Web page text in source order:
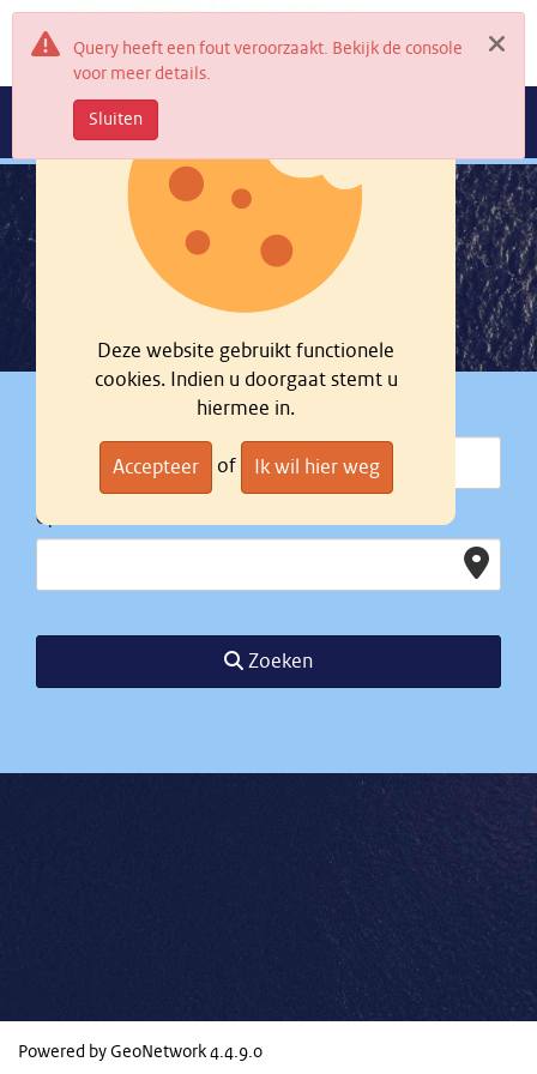
Query heeft een fout veroorzaakt. Bekijk de console
voor meer details.
Sluiten
Nationaal georegister
Deze website gebruikt functionele
cookies. Indien u doorgaat stemt u
hiermee in.
Accepteer of Ik wil hier weg
Nationaal
georegister
datasets, services en kaarten, ...
Op welke locatie?
Zoeken
Powered by GeoNetwork 4.4.9.0